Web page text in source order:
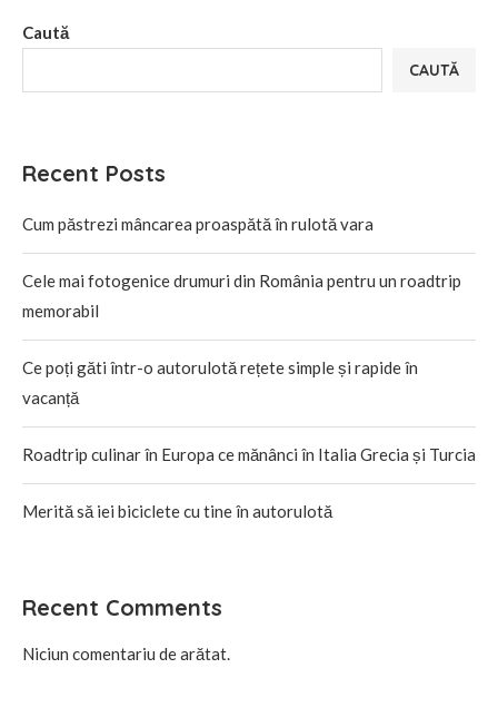
Caută
CAUTĂ
Recent Posts
Cum păstrezi mâncarea proaspătă în rulotă vara
Cele mai fotogenice drumuri din România pentru un roadtrip
memorabil
Ce poți găti într-o autorulotă rețete simple și rapide în
vacanță
Roadtrip culinar în Europa ce mănânci în Italia Grecia și Turcia
Merită să iei biciclete cu tine în autorulotă
Recent Comments
Niciun comentariu de arătat.